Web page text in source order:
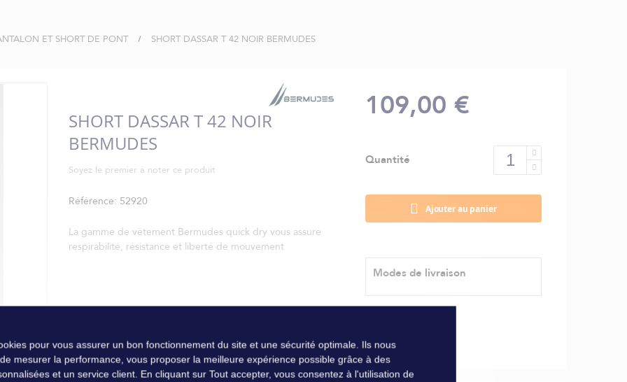
ET SHORT DE PONT SHORT DASSAR T 42 NOIR BERMUDES
SHORT DASSAR T 42 NOIR
BERMUDES
Soyez le premier à noter ce produit
Référence 52920
La gamme de vêtement Bermudes quick dry vous assure
respirabilité, résistance et liberté de mouvement
109,00 €
Quantité
Ajouter au panier
Modes de livraison
pour vous assurer un bon fonctionnement du site et une sécurité optimale. Ils nous
mesurer la performance, vous proposer la meilleure expérience possible grâce à des
et un service client. En cliquant sur Tout accepter, vous consentez à l'utilisation de